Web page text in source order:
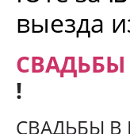
выезда
СВАДЬБЫ
!
СВАДЬБЫ В